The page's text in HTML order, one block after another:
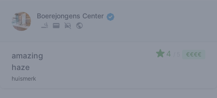
Boerejongens Center
amazing
haze
huismerk
4 €€€€